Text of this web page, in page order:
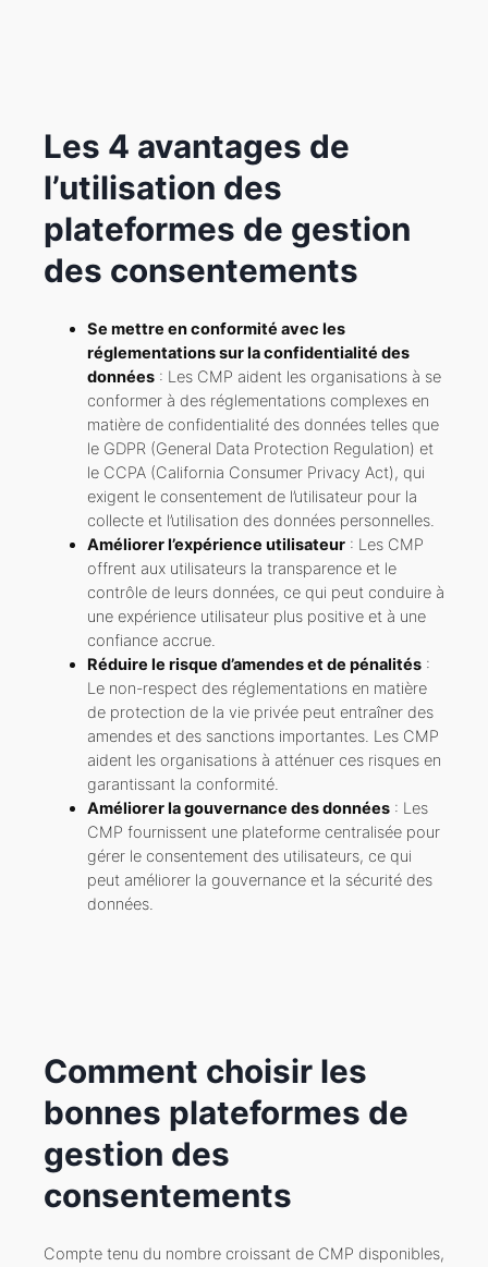
Les 4 avantages de
l’utilisation des
plateformes de gestion
des consentements
Se mettre en conformité avec les
réglementations sur la confidentialité des
données : Les CMP aident les organisations à se
conformer à des réglementations complexes en
matière de confidentialité des données telles que
le GDPR (General Data Protection Regulation) et
le CCPA (California Consumer Privacy Act), qui
exigent le consentement de l’utilisateur pour la
collecte et l’utilisation des données personnelles.
Améliorer l’expérience utilisateur : Les CMP
offrent aux utilisateurs la transparence et le
contrôle de leurs données, ce qui peut conduire à
une expérience utilisateur plus positive et à une
confiance accrue.
Réduire le risque d’amendes et de pénalités :
Le non-respect des réglementations en matière
de protection de la vie privée peut entraîner des
amendes et des sanctions importantes. Les CMP
aident les organisations à atténuer ces risques en
garantissant la conformité.
Améliorer la gouvernance des données : Les
CMP fournissent une plateforme centralisée pour
gérer le consentement des utilisateurs, ce qui
peut améliorer la gouvernance et la sécurité des
données.
Comment choisir les
bonnes plateformes de
gestion des
consentements
Compte tenu du nombre croissant de CMP disponibles,